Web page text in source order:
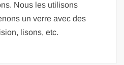
Nous les utilisons
un verre avec des
lisons, etc.